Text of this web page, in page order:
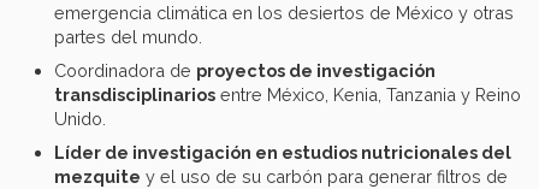
emergencia climática en los desiertos de México y otras
partes del mundo.​
Coordinadora de proyectos de investigación
transdisciplinarios entre México, Kenia, Tanzania y Reino
Unido.​
Líder de investigación en estudios nutricionales del
mezquite y el uso de su carbón para generar filtros de